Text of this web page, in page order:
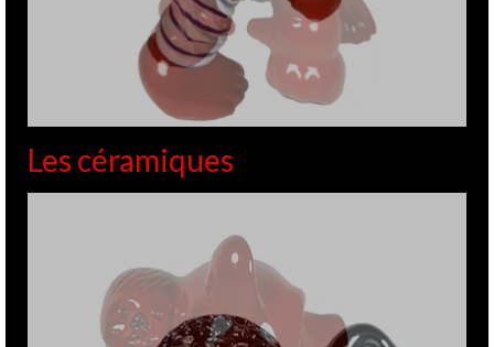
Les jOjO de GiTE
Posté dans : ACTUALITES |
J’ai eu la chance de rencontrer Hervé Le Meur, qui a accepté
de me « critiquer » en portant son regard de philosophe sur
une partie de mon « oeuvre », la série des JoJo … Voila
comment il se présente: Je ne suis …